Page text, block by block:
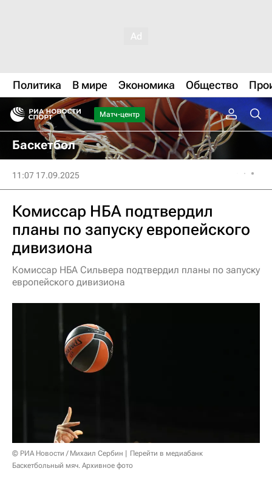
Политика В мире Экономика Общество
Матч-центр
Баскетбол
11:07 17.09.2025
Комиссар НБА подтвердил
планы по запуску европейского
дивизиона
Комиссар НБА Сильвера подтвердил планы по запуску
европейского дивизиона
© РИА Новости / Михаил Сербин
Перейти в медиабанк
Баскетбольный мяч. Архивное фото